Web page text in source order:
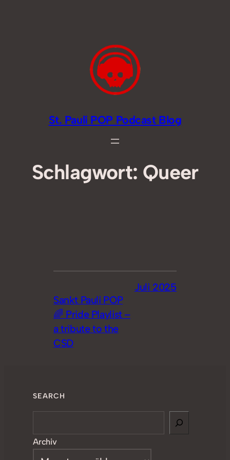
St. Pauli POP Podcast Blog
Schlagwort: Queer
Sankt Pauli POP
🌈 Pride Playlist –
a tribute to the
CSD
Juli 2025
SEARCH
Archiv